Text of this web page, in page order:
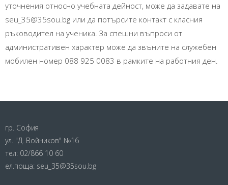
уточнения относно учебната дейност, може да задавате на
seu_35@35sou.bg или да потърсите контакт с класния
ръководител на ученика. За спешни въпроси от
административен характер може да звъните на служебен
мобилен номер 088 925 0083 в рамките на работния ден.
гр. София
ул. "Д. Войников" №16
тел: 02/866 10 60
ел.поща: seu_35@35sou.bg